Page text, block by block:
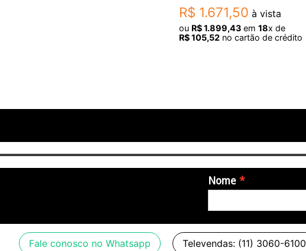
R$ 1.671,50 à vista
ou R$1.899,43 em 18x de
R$105,52 no cartão de crédito
Nome
Fale conosco no Whatsapp Televendas: (11) 3060-6100